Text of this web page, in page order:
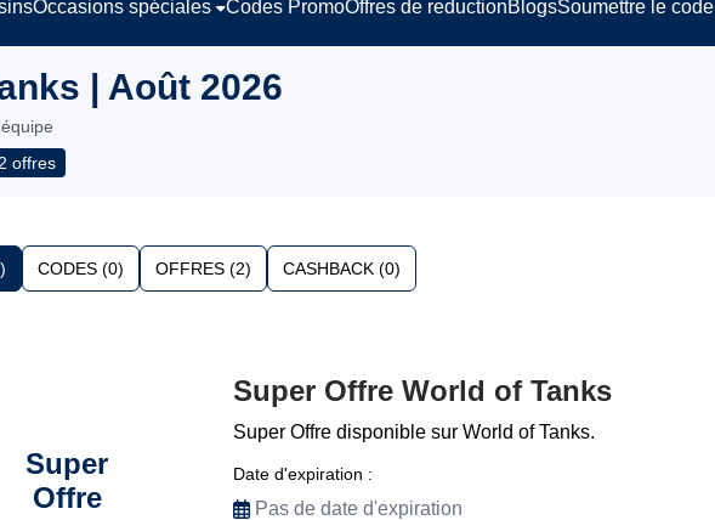
Occasions spéciales Codes PromoOffres de reductionBlogsSoumettre le code
| Août 2026
2 offres
CODES (0) OFFRES (2) CASHBACK (0)
Super
Offre
Super Offre World of Tanks
Super Offre disponible sur World of Tanks.
Date d'expiration :
Pas de date d'expiration